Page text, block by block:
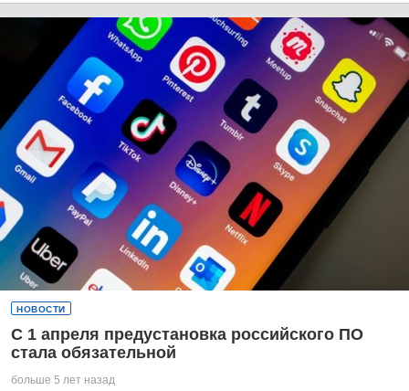
НОВОСТИ
С 1 апреля предустановка российского ПО
стала обязательной
больше 5 лет назад